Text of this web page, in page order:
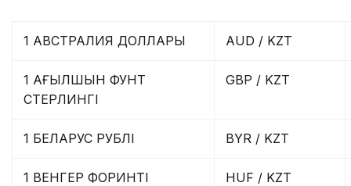
1 АВСТРАЛИЯ ДОЛЛАРЫ AUD / KZT
1 АҒЫЛШЫН ФУНТ
СТЕРЛИНГІ
GBP / KZT
1 БЕЛАРУС РУБЛІ BYR / KZT
1 ВЕНГЕР ФОРИНТІ HUF / KZT